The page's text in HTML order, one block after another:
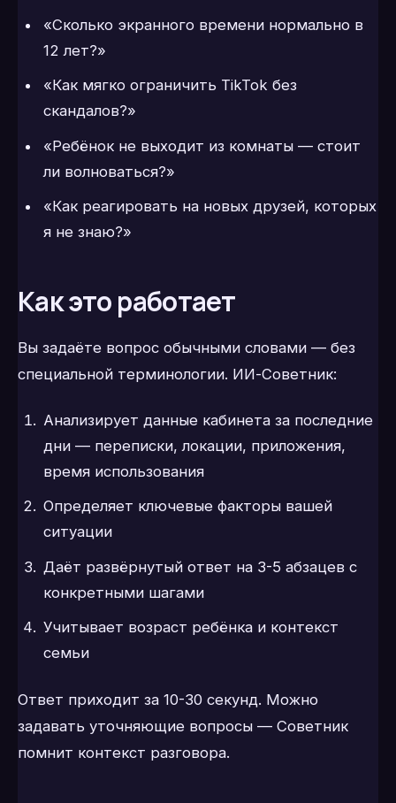
«Сколько экранного времени нормально в
12 лет?»
«Как мягко ограничить TikTok без
скандалов?»
«Ребёнок не выходит из комнаты — стоит
ли волноваться?»
«Как реагировать на новых друзей, которых
я не знаю?»
Как это работает
Вы задаёте вопрос обычными словами — без
специальной терминологии. ИИ-Советник:
Анализирует данные кабинета за последние
дни — переписки, локации, приложения,
время использования
Определяет ключевые факторы вашей
ситуации
Даёт развёрнутый ответ на 3-5 абзацев с
конкретными шагами
Учитывает возраст ребёнка и контекст
семьи
Ответ приходит за 10-30 секунд. Можно
задавать уточняющие вопросы — Советник
помнит контекст разговора.